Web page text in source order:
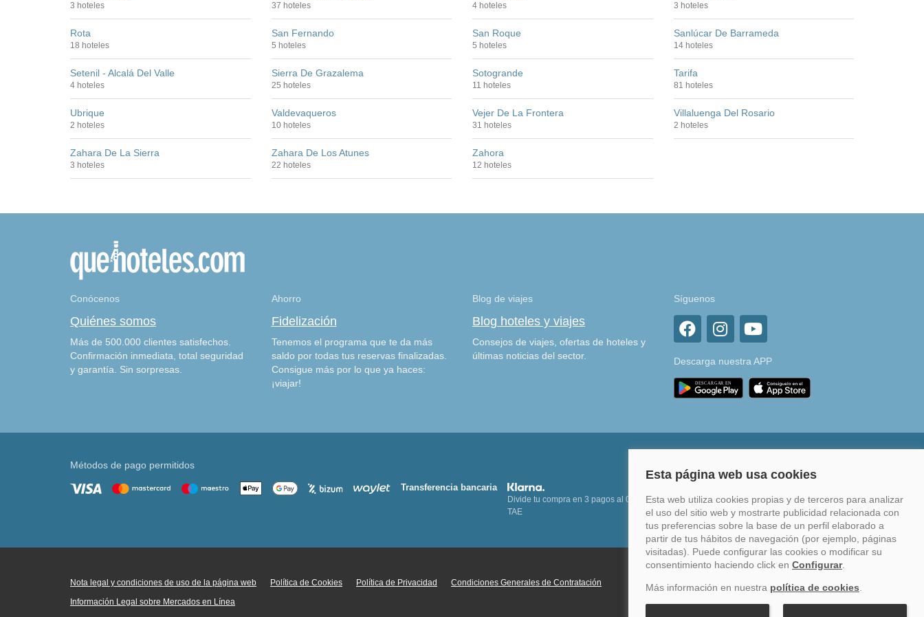
3 hoteles 37 hoteles 4 hoteles 3 hoteles
Rota
18 hoteles
San Fernando
5 hoteles
San Roque
5 hoteles
Sanlúcar De Barrameda
14 hoteles
Setenil - Alcalá Del Valle
4 hoteles
Sierra De Grazalema
25 hoteles
Sotogrande
11 hoteles
Tarifa
81 hoteles
Ubrique
2 hoteles
Valdevaqueros
10 hoteles
Vejer De La Frontera
31 hoteles
Villaluenga Del Rosario
2 hoteles
Zahara De La Sierra
3 hoteles
Zahara De Los Atunes
22 hoteles
Zahora
12 hoteles
Conócenos
Quiénes somos
Más de 500.000 clientes satisfechos.
Confirmación inmediata, total seguridad
y garantía. Sin sorpresas.
Ahorro
Fidelización
Tenemos el programa que te da más
saldo por todas tus reservas finalizadas.
Consigue más por lo que ya haces:
¡viajar!
Blog de viajes
Blog hoteles y viajes
Consejos de viajes, ofertas de hoteles y
últimas noticias del sector.
Síguenos
Descarga nuestra APP
Métodos de pago permitidos
Transferencia bancaria
Divide tu compra en 3 pagos al 0%
TAE
Financia hasta en 12 meses o en 4 pagos sin
intereses
Nota legal y condiciones de uso de la página web Política de Cookies Política de Privacidad
Condiciones Generales de Contratación
Información Legal sobre Mercados en Línea